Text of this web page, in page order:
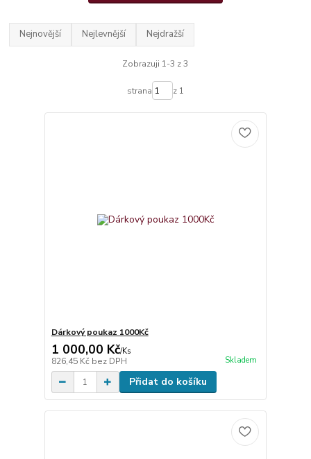
Nejnovější Nejlevnější Nejdražší
Zobrazuji 1-3 z 3
strana z 1
Dárkový poukaz 1000Kč
1 000,00 Kč/Ks
826,45 Kč bez DPH Skladem
Přidat do košíku